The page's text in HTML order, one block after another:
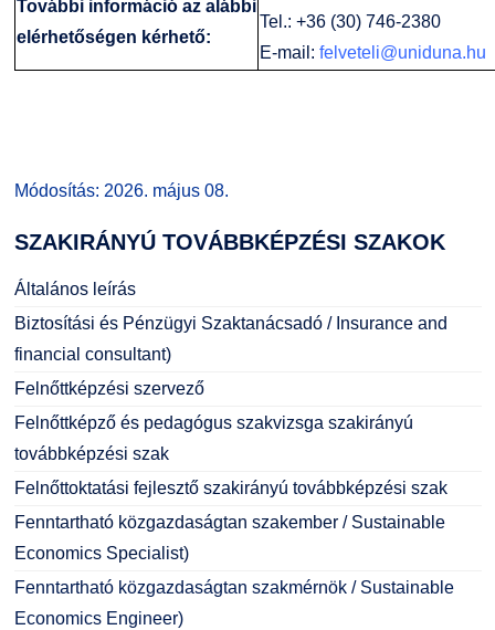
További információ az alábbi
elérhetőségen kérhető:
Tel.: +36 (30) 746-2380
E-mail: felveteli@uniduna.hu
Módosítás: 2026. május 08.
SZAKIRÁNYÚTOVÁBBKÉPZÉSI SZAKOK
Általános leírás
Biztosítási és Pénzügyi Szaktanácsadó / Insurance and
financial consultant)
Felnőttképzési szervező
Felnőttképző és pedagógus szakvizsga szakirányú
továbbképzési szak
Felnőttoktatási fejlesztő szakirányú továbbképzési szak
Fenntartható közgazdaságtan szakember / Sustainable
Economics Specialist)
Fenntartható közgazdaságtan szakmérnök / Sustainable
Economics Engineer)